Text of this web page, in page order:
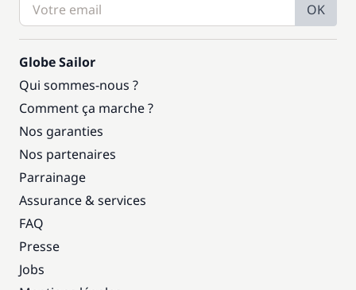
OK
Globe Sailor
Qui sommes-nous ?
Comment ça marche ?
Nos garanties
Nos partenaires
Parrainage
Assurance & services
FAQ
Presse
Jobs